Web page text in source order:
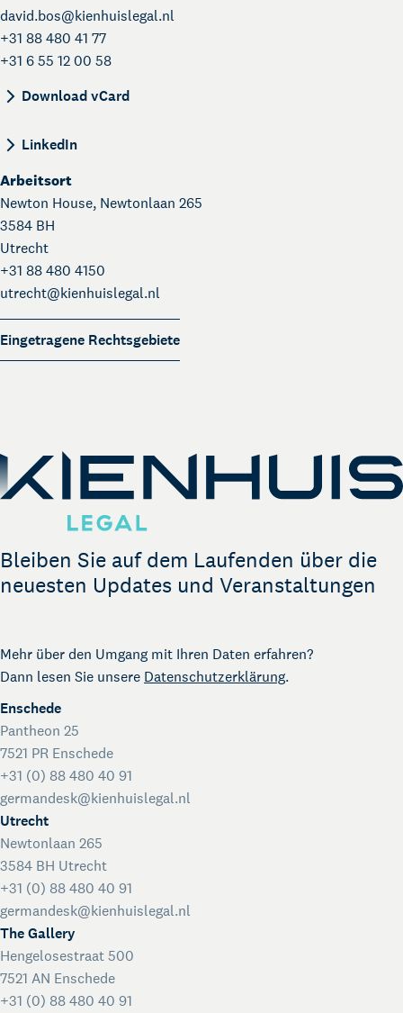
Über Kienhuis Legal
The Gallery
Rechtliche Unterstützung für Start-ups
Kienhuis Legal Foundation
Talentförderung
david.bos@kienhuislegal.nl
+31 88 480 41 77
+31 6 55 12 00 58
Download vCard
LinkedIn
Arbeitsort
Newton House, Newtonlaan 265
3584 BH
Utrecht
+31 88 480 4150
utrecht@kienhuislegal.nl
Eingetragene Rechtsgebiete
Bleiben Sie auf dem Laufenden über die
neuesten Updates und Veranstaltungen
Mehr über den Umgang mit Ihren Daten erfahren?
Dann lesen Sie unsere Datenschutzerklärung.
Enschede
Pantheon 25
7521 PR Enschede
+31 (0) 88 480 40 91
germandesk@kienhuislegal.nl
Utrecht
Newtonlaan 265
3584 BH Utrecht
+31 (0) 88 480 40 91
germandesk@kienhuislegal.nl
The Gallery
Hengelosestraat 500
7521 AN Enschede
+31 (0) 88 480 40 91